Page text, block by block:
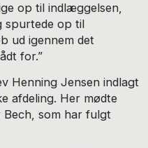
op til indlæggelsen,
spurtede op til
ud igennem det
for.”
Henning Jensen indlagt
afdeling. Her mødte
som har fulgt